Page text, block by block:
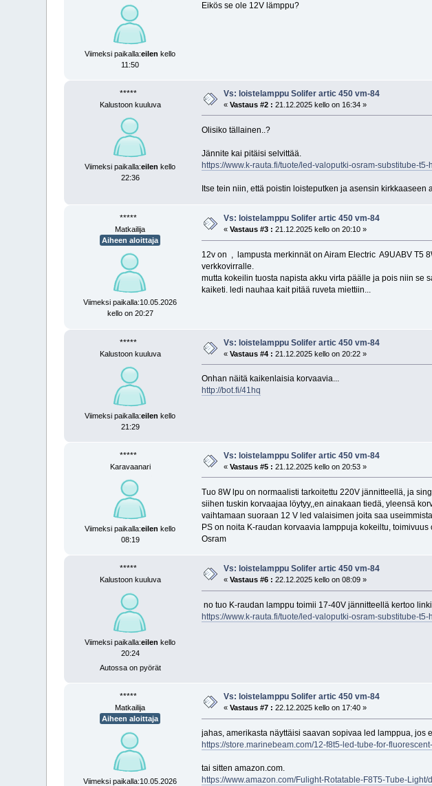
Viimeksi paikalla:eilen kello
11:50
Eikös se ole 12V lämppu?
*****
Kalustoon kuuluva
Viimeksi paikalla:eilen kello
22:36
Vs: loistelamppu Solifer artic 450 vm-84
«Vastaus #2 : 21.12.2025 kello on 16:34 »
Olisiko tällainen..?
Jännite kai pitäisi selvittää.
https://www.k-rauta.fi/tuote/led-valoputki-osram-substitube-
Itse tein niin, että poistin loisteputken ja asensin
*****
Matkailija
Aiheen aloittaja
Viimeksi paikalla:10.05.2026
kello on 20:27
Vs: loistelamppu Solifer artic 450 vm-84
«Vastaus #3 : 21.12.2025 kello on 20:10 »
12v on , lampusta merkinnät on Airam Electric A9UABV T5
verkkovirralle.
mutta kokeilin tuosta napista akku virta päälle ja pois niin se
kaiketi. ledi nauhaa kait pitää ruveta miettiin...
*****
Kalustoon kuuluva
Viimeksi paikalla:eilen kello
21:29
Vs: loistelamppu Solifer artic 450 vm-84
«Vastaus #4 : 21.12.2025 kello on 20:22 »
Onhan näitä kaikenlaisia korvaavia...
http://bot.fi/41hq
*****
Karavaanari
Viimeksi paikalla:eilen kello
08:19
Vs: loistelamppu Solifer artic 450 vm-84
«Vastaus #5 : 21.12.2025 kello on 20:53 »
Tuo 8W lpu on normaalisti tarkoitettu 220V jännitteellä, ja
siihen tuskin korvaajaa löytyy,,en ainakaan tiedä, yleensä
vaihtamaan suoraan 12 V led valaisimen joita saa
PS on noita K-raudan korvaavia lamppuja kokeiltu,
Osram
*****
Kalustoon kuuluva
Viimeksi paikalla:eilen kello
20:24
Autossa on pyörät
Vs: loistelamppu Solifer artic 450 vm-84
«Vastaus #6 : 22.12.2025 kello on 08:09 »
no tuo K-raudan lamppu toimii 17-40V jännitteellä kertoo
https://www.k-rauta.fi/tuote/led-valoputki-osram-substitube-
*****
Matkailija
Aiheen aloittaja
Viimeksi paikalla:10.05.2026
Vs: loistelamppu Solifer artic 450 vm-84
«Vastaus #7 : 22.12.2025 kello on 17:40 »
jahas, amerikasta näyttäisi saavan sopivaa led lamppua, jos
https://store.marinebeam.com/12-f8t5-led-tube-for-
tai sitten amazon.com.
https://www.amazon.com/Fulight-Rotatable-F8T5-Tube-Light/